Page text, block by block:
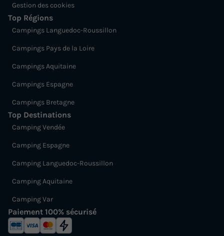
Gestion des cookies
Top Régions
Campings Languedoc-Roussillon
Campings Pays de la Loire
Campings Aquitaine
Campings Espagne
Campings Bretagne
Top Destinations
Camping Vendée
Camping Espagne
Camping Languedoc-Roussillon
Camping Aquitaine
Camping Var
Paiement 100% sécurisé